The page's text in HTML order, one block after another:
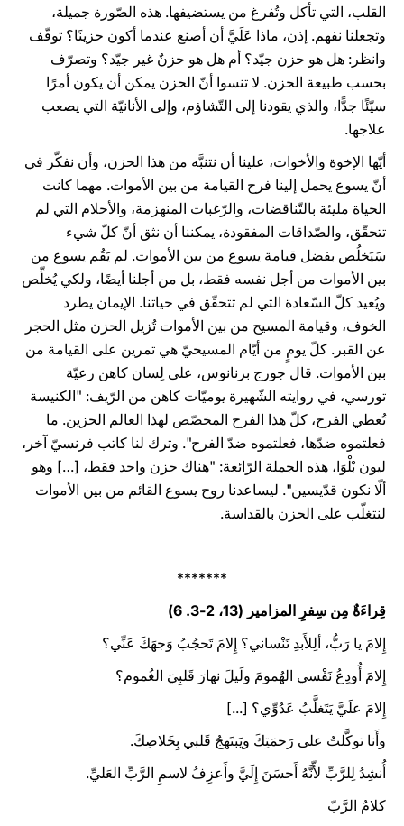
القلب، التي تأكل وتُفرغ من يستضيفها. هذه الصّورة جميلة،
وتجعلنا نفهم. إذن، ماذا عَلَيَّ أن أصنع عندما أكون حزينًا؟ توقّف
وانظر: هل هو حزن جيّد؟ أم هل هو حزنٌ غير جيّد؟ وتصرّف
بحسب طبيعة الحزن. لا تنسوا أنّ الحزن يمكن أن يكون أمرًا
سيّئًا جدًّا، والذي يقودنا إلى التّشاؤم، وإلى الأنانيّة التي يصعب
علاجها.
أيّها الإخوة والأخوات، علينا أن نتنبَّه من هذا الحزن، وأن نفكّر في
أنّ يسوع يحمل إلينا فرح القيامة من بين الأموات. مهما كانت
الحياة مليئة بالتّناقضات، والرّغبات المنهزمة، والأحلام التي لم
تتحقّق، والصّداقات المفقودة، يمكننا أن نثق أنّ كلّ شيء
سَيَخلُص بفضل قيامة يسوع من بين الأموات. لم يَقُم يسوع من
بين الأموات من أجل نفسه فقط، بل من أجلنا أيضًا، ولكي يُخلِّص
ويُعيد كلّ السّعادة التي لم تتحقّق في حياتنا. الإيمان يطرد
الخوف، وقيامة المسيح من بين الأموات تُزيل الحزن مثل الحجر
عن القبر. كلّ يومٍ من أيّام المسيحيّ هي تمرين على القيامة من
بين الأموات. قال جورج برنانوس، على لِسان كاهن رعيّة
تورسي، في روايته الشّهيرة يوميّات كاهن من الرّيف: "الكنيسة
تُعطي الفرح، كلّ هذا الفرح المخصّص لهذا العالم الحزين. ما
فعلتموه ضدّها، فعلتموه ضدّ الفرح". وترك لنا كاتب فرنسيّ آخر،
ليون بْلْوَا، هذه الجملة الرّائعة: "هناك حزن واحد فقط، […] وهو
ألّا نكون قدّيسين". ليساعدنا روح يسوع القائم من بين الأموات
لنتغلّب على الحزن بالقداسة.
*******
قِراءَةٌ مِن سِفرِ المزامير (13، 2-3. 6)
إِلامَ يا رَبُّ، ألِلأَبدِ تَنْساني؟ إِلامَ تَحجُبُ وَجهَكَ عَنِّي؟
إِلامَ أُودِعُ نَفْسي الهُمومَ ولَيلَ نهارَ قَلبِيَ الغُموم؟
إِلامَ علَيَّ يَتَغلَّبُ عَدُوِّي؟ [...]
وأَنا توكَّلتُ على رَحمَتِكَ ويَبتَهجُ قَلبي بِخَلاصِكَ.
أُنشِدُ لِلرَّبِّ لأّنَّهُ أَحسَنَ إِلَيَّ وأَعزِفُ لاسمِ الرَّبِّ العَليِّ.
كلامُ الرَّبّ